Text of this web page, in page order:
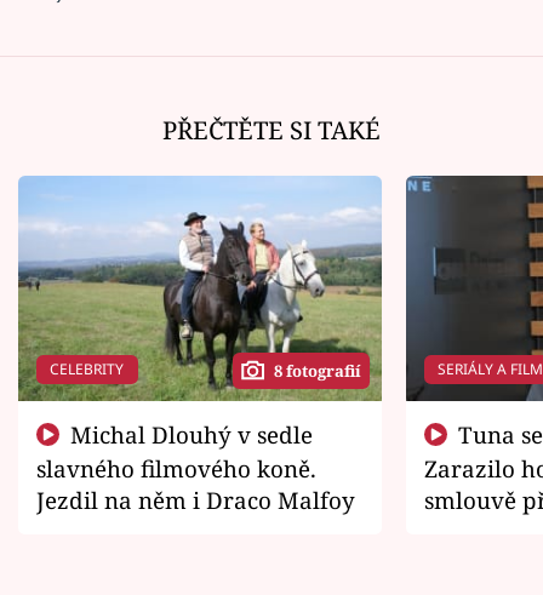
PŘEČTĚTE SI TAKÉ
CELEBRITY 8 fotografií
slavného filmového koně.
Jezdil na něm i Draco Malfoy
SERIÁLY A
Zarazilo
smlouvě